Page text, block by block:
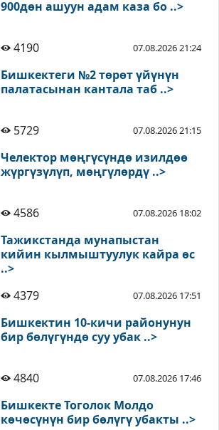
900дөн ашуун адам каза бо ..>
4190 07.08.2026 21:24
Бишкектеги №2 төрөт үйүнүн
палатасынан кантала таб ..>
5729 07.08.2026 21:15
Челектор мөңгүсүндө изилдөө
жүргүзүлүп, мөңгүлөрдү ..>
4586 07.08.2026 18:02
Тажикстанда мунапыстан
кийин кылмыштуулук кайра өс
..>
4379
07.08.2026 17:51
Бишкектин 10-кичи районунун
бир бөлүгүндө суу убак ..>
4840 07.08.2026 17:46
Бишкекте Тоголок Молдо
көчөсүнүн бир бөлүгү убакты ..>